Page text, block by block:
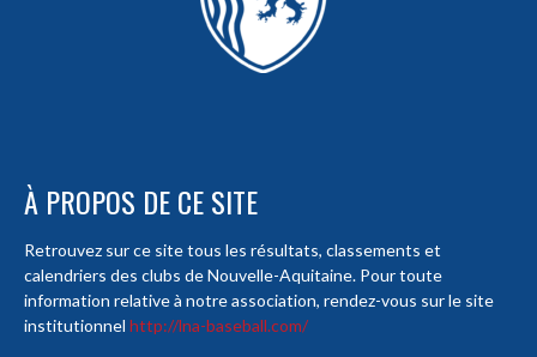
À PROPOS DE CE SITE
Retrouvez sur ce site tous les résultats, classements et
calendriers des clubs de Nouvelle-Aquitaine. Pour toute
information relative à notre association, rendez-vous sur le site
institutionnel http://lna-baseball.com/